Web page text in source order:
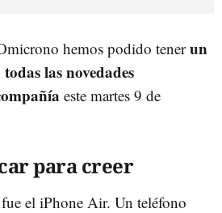
hemos podido tenerun
las novedades
este martes 9 de
para creer
el iPhone Air. Un teléfono